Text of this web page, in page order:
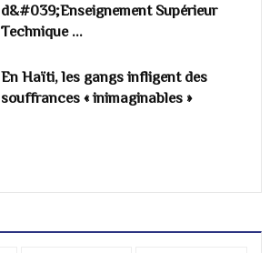
d&#039;Enseignement Supérieur
Technique ...
En Haïti, les gangs infligent des
souffrances « inimaginables »